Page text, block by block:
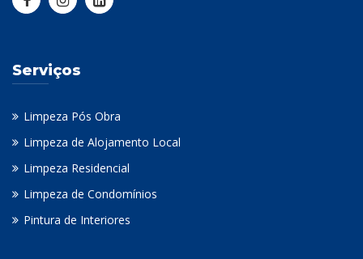
Serviços
Limpeza Pós Obra
Limpeza de Alojamento Local
Limpeza Residencial
Limpeza de Condomínios
Pintura de Interiores